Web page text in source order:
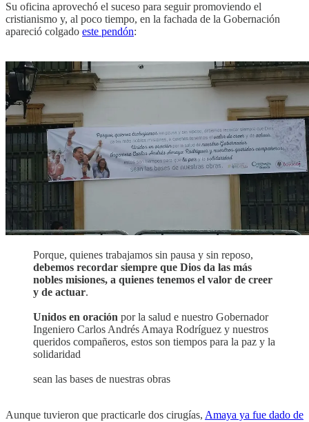
Su oficina aprovechó el suceso para seguir promoviendo el
cristianismo y, al poco tiempo, en la fachada de la Gobernación
apareció colgado este pendón:
Porque, quienes trabajamos sin pausa y sin reposo,
debemos recordar siempre que Dios da las más
nobles misiones, a quienes tenemos el valor de creer
y de actuar.
Unidos en oración por la salud e nuestro Gobernador
Ingeniero Carlos Andrés Amaya Rodríguez y nuestros
queridos compañeros, estos son tiempos para la paz y la
solidaridad
sean las bases de nuestras obras
Aunque tuvieron que practicarle dos cirugías, Amaya ya fue dado de